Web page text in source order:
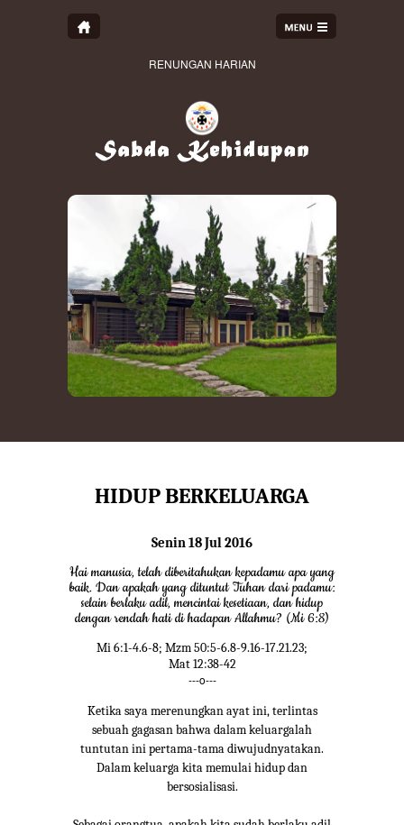
RENUNGAN HARIAN
HIDUP BERKELUARGA
Senin 18 Jul 2016
Hai manusia, telah diberitahukan kepadamu apa yang
baik. Dan apakah yang dituntut Tuhan dari padamu:
selain berlaku adil, mencintai kesetiaan, dan hidup
dengan rendah hati di hadapan Allahmu? (Mi 6:8)
Mi 6:1-4.6-8; Mzm 50:5-6.8-9.16-17.21.23;
Mat 12:38-42
---o---
Ketika saya merenungkan ayat ini, terlintas
sebuah gagasan bahwa dalam keluargalah
tuntutan ini pertama-tama diwujudnyatakan.
Dalam keluarga kita memulai hidup dan
bersosialisasi.